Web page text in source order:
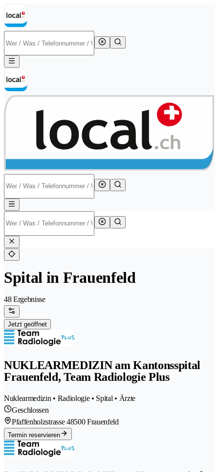
Spital in Frauenfeld
48 Ergebnisse
Jetzt geöffnet
NUKLEARMEDIZIN am Kantonsspital
Frauenfeld, Team Radiologie Plus
Nuklearmedizin • Radiologie • Spital • Ärzte
Geschlossen
Pfaffenholzstrasse 48500 Frauenfeld
Termin reservieren